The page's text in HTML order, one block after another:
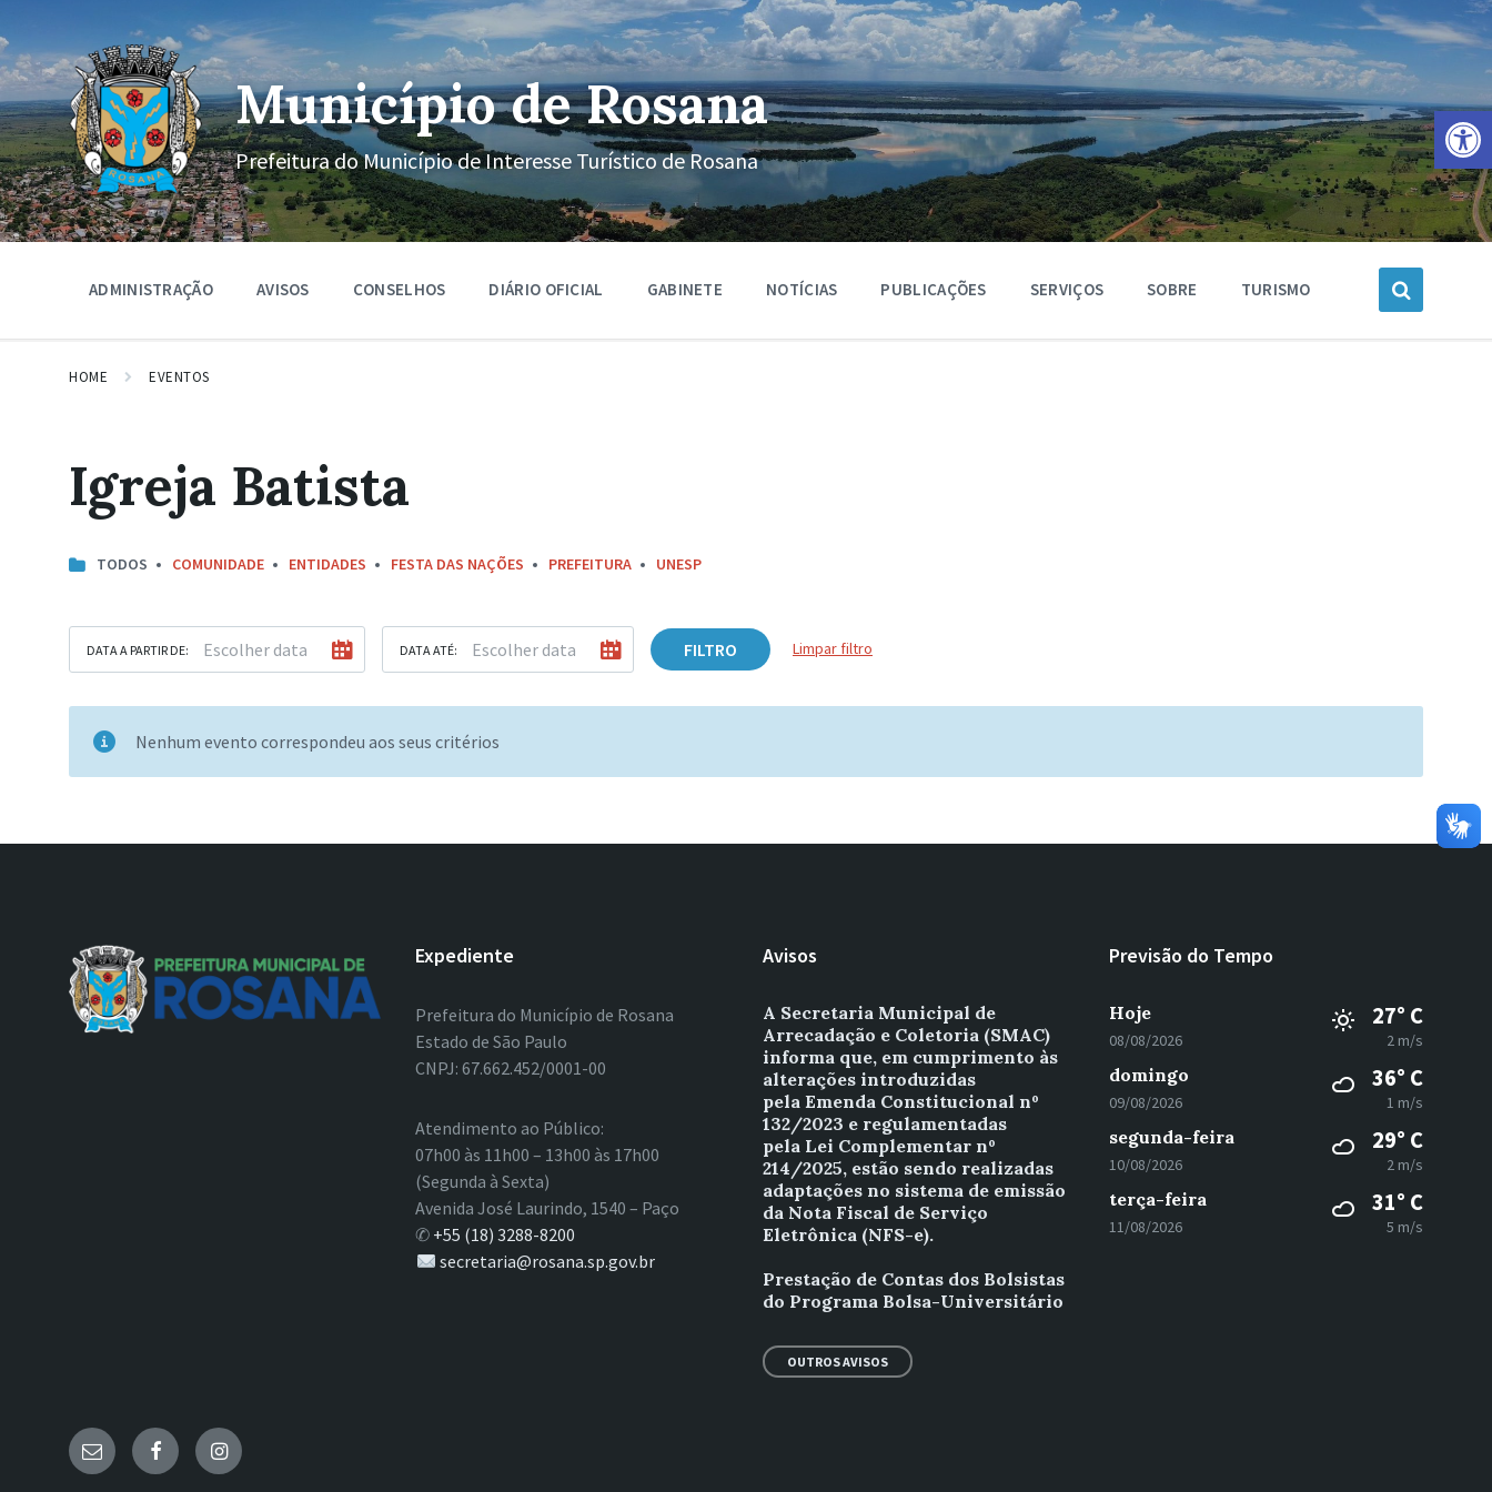
Barra de Ferramentas Aberta
o
conteúdo
a
navegação
principal
o
rodapé
Município de Rosana
Prefeitura do Município de Interesse Turístico de Rosana
ADMINISTRAÇÃO AVISOS CONSELHOS DIÁRIO OFICIAL GABINETE NOTÍCIAS PUBLICAÇÕES SERVIÇOS SOBRE TURISMO
HOME EVENTOS
Igreja Batista
TODOS COMUNIDADE ENTIDADES FESTA DAS NAÇÕES PREFEITURA UNESP
DATA A PARTIR DE: DATA ATÉ: FILTRO Limpar filtro
Nenhum evento correspondeu aos seus critérios
Expediente
Prefeitura do Município de Rosana
Estado de São Paulo
CNPJ: 67.662.452/0001-00
Atendimento ao Público:
07h00 às 11h00 – 13h00 às 17h00
(Segunda à Sexta)
Avenida José Laurindo, 1540 – Paço
✆ +55 (18) 3288-8200
secretaria@rosana.sp.gov.br
Avisos
A Secretaria Municipal de
Arrecadação e Coletoria (SMAC)
informa que, em cumprimento às
alterações introduzidas
pela Emenda Constitucional nº
132/2023 e regulamentadas
pela Lei Complementar nº
214/2025, estão sendo realizadas
adaptações no sistema de emissão
da Nota Fiscal de Serviço
Eletrônica (NFS-e).
Prestação de Contas dos Bolsistas
do Programa Bolsa-Universitário
OUTROS AVISOS
Previsão do Tempo
Hoje
08/08/2026
27° C
2 m/s
domingo
09/08/2026
36° C
1 m/s
segunda-feira
10/08/2026
29° C
2 m/s
terça-feira
11/08/2026
31° C
5 m/s
E- FacebookInstagram